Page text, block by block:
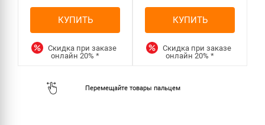
КУПИТЬ
Скидка при заказе
онлайн20%*
КУПИТЬ
Скидка при заказе
онлайн20%*